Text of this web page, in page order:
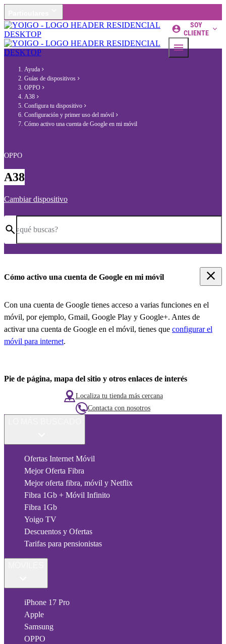
SOY
CLIENTE
Ayuda
Guías de dispositivos
OPPO
A38
Configura tu dispositivo
Configuración y primer uso del móvil
Cómo activo una cuenta de Google en mi móvil
OPPO
A38
Cambiar dispositivo
¿qué buscas?
Cómo activo una cuenta de Google en mi móvil
Con una cuenta de Google tienes acceso a varias funciones en el
móvil, por ejemplo, Gmail, Google Play y Google+. Antes de
activar una cuenta de Google en el móvil, tienes que configurar el
móvil para internet.
Pie de página, mapa del sitio y otros enlaces de interés
Localiza tu tienda más cercana
Contacta con nosotros
Ofertas Internet Móvil
Mejor Oferta Fibra
Mejor oferta fibra, móvil y Netflix
Fibra 1Gb + Móvil Infinito
Fibra 1Gb
Yoigo TV
Descuentos y Ofertas
Tarifas para pensionistas
iPhone 17 Pro
Apple
Samsung
OPPO